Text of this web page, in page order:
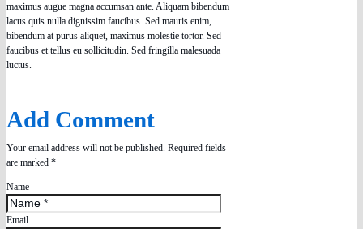
maximus augue magna accumsan ante. Aliquam bibendum
lacus quis nulla dignissim faucibus. Sed mauris enim,
bibendum at purus aliquet, maximus molestie tortor. Sed
faucibus et tellus eu sollicitudin. Sed fringilla malesuada
luctus.
Add Comment
Your email address will not be published. Required fields
are marked *
Name
Email